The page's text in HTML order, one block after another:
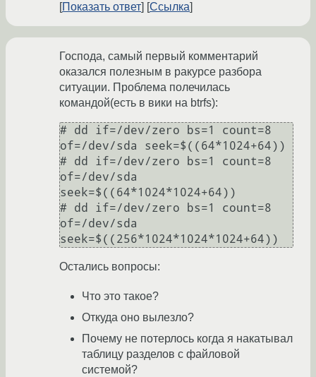
Показать ответ
Ссылка
Господа, самый первый комментарий
оказался полезным в ракурсе разбора
ситуации. Проблема полечилась
командой(есть в вики на btrfs):
# dd if=/dev/zero bs=1 count=8
of=/dev/sda seek=$((64*1024+64))
# dd if=/dev/zero bs=1 count=8
of=/dev/sda
seek=$((64*1024*1024+64))
# dd if=/dev/zero bs=1 count=8
of=/dev/sda
seek=$((256*1024*1024*1024+64))
Остались вопросы:
Что это такое?
Откуда оно вылезло?
Почему не потерлось когда я накатывал
таблицу разделов с файловой
системой?